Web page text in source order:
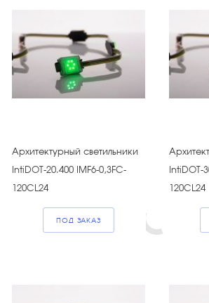
Архитектурный светильники
IntiDOT-20.400 IMF6-0,3FC-
120CL24
ПОД ЗАКАЗ
IntiDOT-
120CL24